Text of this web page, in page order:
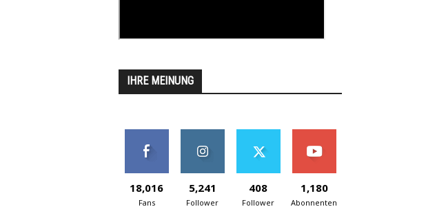
IHRE MEINUNG
18,016
Fans
5,241
Follower
408
Follower
1,180
Abonnenten